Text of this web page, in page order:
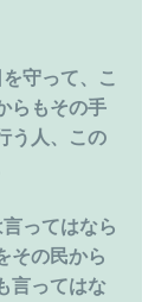
守って、こ
らもその手
う人、この
ってはなら
その民から
言ってはな